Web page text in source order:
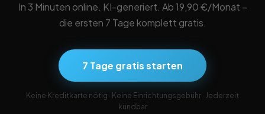
In 3 Minuten online. KI-generiert. Ab 19,90 €/Monat –
die ersten 7 Tage komplett gratis.
7 Tage gratis starten
Keine Kreditkarte nötig · Keine Einrichtungsgebühr · Jederzeit
kündbar